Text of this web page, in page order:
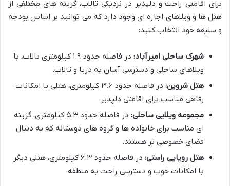
برای اقامتی راحت و دلپذیر در نزدیکی تالاب، گزینه های مختلفی از
هتل ها و ویلاهای اجاره ای وجود دارد که می توانید بر اساس بودجه
و سلیقه خود انتخاب کنید:
شهرک ساحلی امیرآباد:
در فاصله حدود ۱.۹ کیلومتری تالاب، با
ویلاهای ساحلی و دسترسی آسان به دریا و تالاب.
هتل شروین:
در فاصله حدود ۳.۶ کیلومتری، هتلی با امکانات
رفاهی مناسب برای اقامتی دلپذیر.
مجموعه ویلایی ساحلی:
در فاصله حدود ۵.۳ کیلومتری، گزینه
ای مناسب برای خانواده ها و گروه های دوستانه که به دنبال
فضای خصوصی تر هستند.
هتل رویایی راستی:
در فاصله حدود ۶.۳ کیلومتری، هتلی دیگر
با امکانات خوب و دسترسی راحت به منطقه.